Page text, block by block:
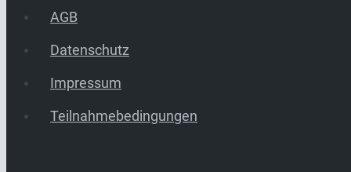
AGB
Datenschutz
Impressum
Teilnahmebedingungen